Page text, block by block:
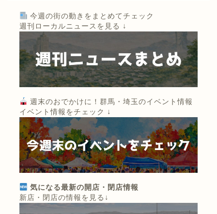
今週の街の動きをまとめてチェック
週刊ローカルニュースを見る ↓
週末のおでかけに！群馬・埼玉のイベント情報
イベント情報をチェック ↓
気になる最新の開店・閉店情報
新店・閉店の情報を見る↓